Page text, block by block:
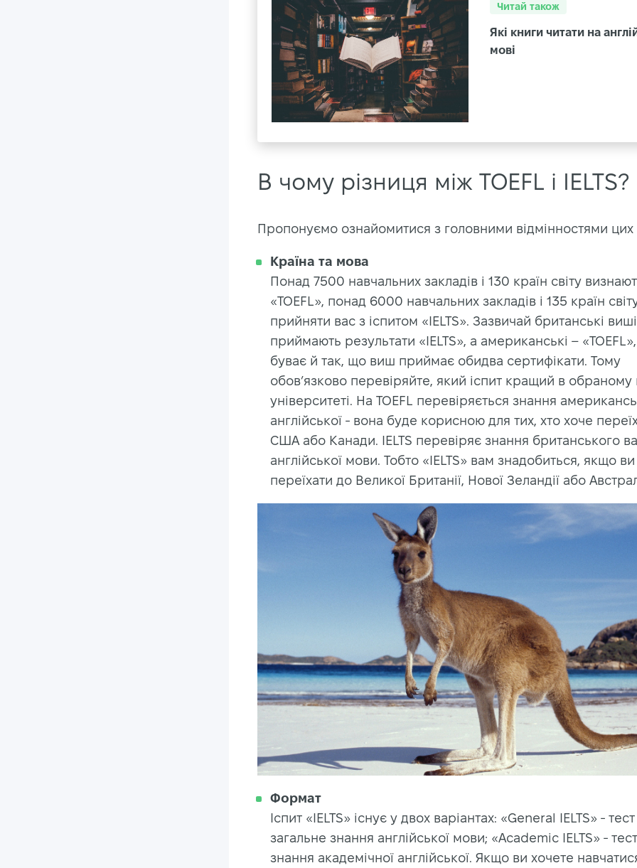
Читай також
Які книги читати на
мові
В чому різниця між TOEFL і IELTS?
Пропонуємо ознайомитися з головними відмінностями цих
Країна та мова
Понад 7500 навчальних закладів і 130 країн світу
«TOEFL», понад 6000 навчальних закладів і 135 країн
прийняти вас з іспитом «IELTS». Зазвичай британські виші
приймають результати «IELTS», а американські –
буває й так, що виш приймає обидва сертифікати. Тому
обов’язково перевіряйте, який іспит кращий в обраному
університеті. На TOEFL перевіряється знання
англійської - вона буде корисною для тих, хто хоче
США або Канади. IELTS перевіряє знання британського
англійської мови. Тобто «IELTS» вам знадобиться, якщо
переїхати до Великої Британії, Нової Зеландії або
Формат
Іспит «IELTS» існує у двох варіантах: «General IELTS» -
загальне знання англійської мови; «Academic IELTS» -
знання академічної англійської. Якщо ви хочете